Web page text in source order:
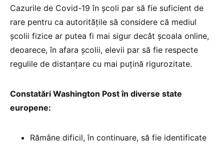
Cazurile de Covid-19 în școli par să fie suficient de
rare pentru ca autoritățile să considere că mediul
școlii fizice ar putea fi mai sigur decât școala online,
deoarece, în afara școlii, elevii par să fie respecte
regulile de distanțare cu mai puțină rigurozitate.
Constatări Washington Post în diverse state
europene:
Rămâne dificil, în continuare, să fie identificate